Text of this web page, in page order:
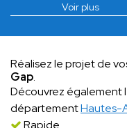
Voir plus
Réalisez le projet de
Gap.
Découvrez également
départementHautes-